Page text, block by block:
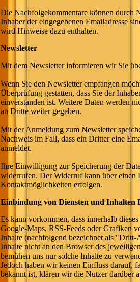
Die Nachfolgekommentare können durch
Inhaber der eingegebenen Emailadresse
wird Hinweise dazu enthalten.
Newsletter
Mit dem Newsletter informieren wir Sie
Wenn Sie den Newsletter empfangen
Überprüfung gestatten, dass Sie der
einverstanden ist. Weitere Daten werden
an Dritte weiter gegeben.
Mit der Anmeldung zum Newsletter
Nachweis im Fall, dass ein Dritter eine
anmeldet.
Ihre Einwilligung zur Speicherung der
widerrufen. Der Widerruf kann über einen
Kontaktmöglichkeiten erfolgen.
Einbindung von Diensten und Inhalten
Es kann vorkommen, dass innerhalb
Google-Maps, RSS-Feeds oder Grafiken
Inhalte (nachfolgend bezeichnet als
Inhalte nicht an den Browser des
bemühen uns nur solche Inhalte zu
Jedoch haben wir keinen Einfluss darauf,
bekannt ist, klären wir die Nutzer darüber